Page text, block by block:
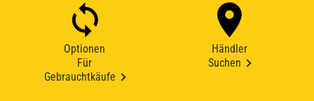
Optionen
Für
Gebrauchtkäufe
Händler
Suchen